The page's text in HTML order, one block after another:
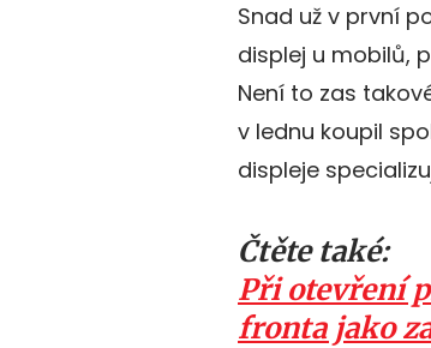
Snad už v první
displej u mobilů,
Není to zas
v lednu koupil
displeje
Čtěte také:
Při otevření
fronta jako